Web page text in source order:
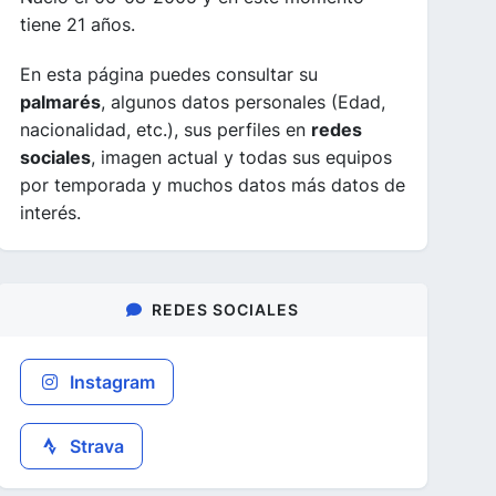
tiene 21 años.
En esta página puedes consultar su
palmarés, algunos datos personales (Edad,
nacionalidad, etc.), sus perfiles en redes
sociales, imagen actual y todas sus equipos
por temporada y muchos datos más datos de
interés.
REDES SOCIALES
Instagram
Strava